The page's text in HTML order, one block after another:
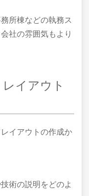
所棟などの執務ス
社の雰囲気もより
イアウト
イアウトの作成か
術の説明をどのよ